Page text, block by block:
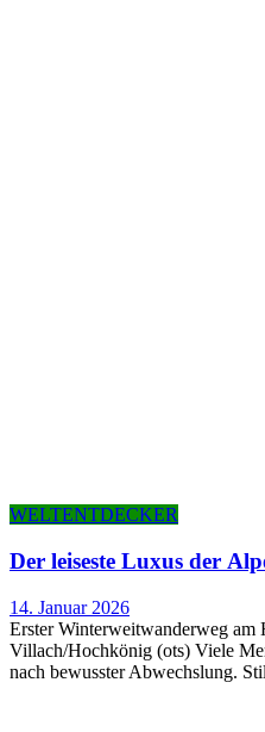
WELTENTDECKER
Der lei­ses­te Luxus der
14. Januar 2026
Erster Winterweitwanderweg am
Villach/Hochkönig (ots) Viele
nach bewusster Abwechslung.